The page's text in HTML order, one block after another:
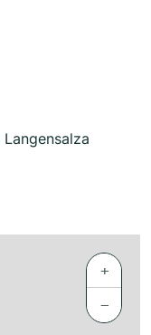
+
−